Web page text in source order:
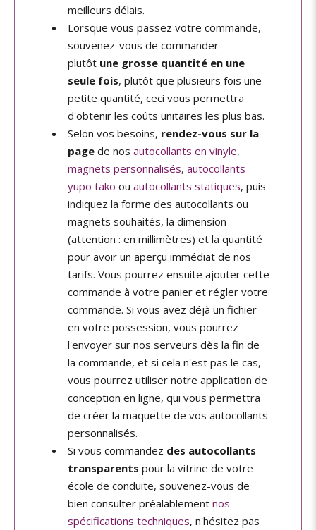
meilleurs délais.
Lorsque vous passez votre commande,
souvenez-vous de commander
plutôt une grosse quantité en une
seule fois, plutôt que plusieurs fois une
petite quantité, ceci vous permettra
d'obtenir les coûts unitaires les plus bas.
Selon vos besoins, rendez-vous sur la
page de nos autocollants en vinyle,
magnets personnalisés, autocollants
yupo tako ou autocollants statiques, puis
indiquez la forme des autocollants ou
magnets souhaités, la dimension
(attention : en millimètres) et la quantité
pour avoir un aperçu immédiat de nos
tarifs. Vous pourrez ensuite ajouter cette
commande à votre panier et régler votre
commande. Si vous avez déjà un fichier
en votre possession, vous pourrez
l'envoyer sur nos serveurs dès la fin de
la commande, et si cela n'est pas le cas,
vous pourrez utiliser notre application de
conception en ligne, qui vous permettra
de créer la maquette de vos autocollants
personnalisés.
Si vous commandez des autocollants
transparents pour la vitrine de votre
école de conduite, souvenez-vous de
bien consulter préalablement nos
spécifications techniques, n'hésitez pas